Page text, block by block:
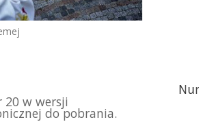
20 w wersji
do pobrania.